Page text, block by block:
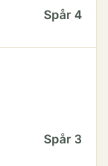
Spår 4
Spår 3